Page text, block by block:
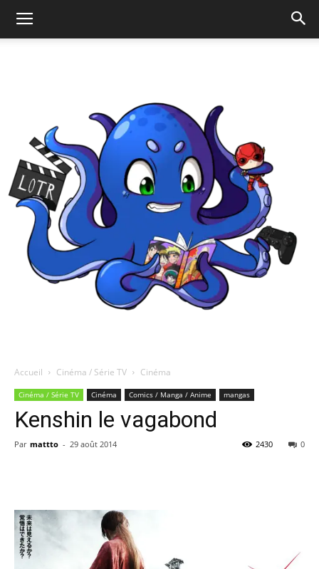
Quatregeek
Accueil Cinéma / Série TV Cinéma
Cinéma / Série TV Cinéma Comics / Manga / Anime mangas
Kenshin le vagabond
Par mattto - 29 août 2014 0
2430